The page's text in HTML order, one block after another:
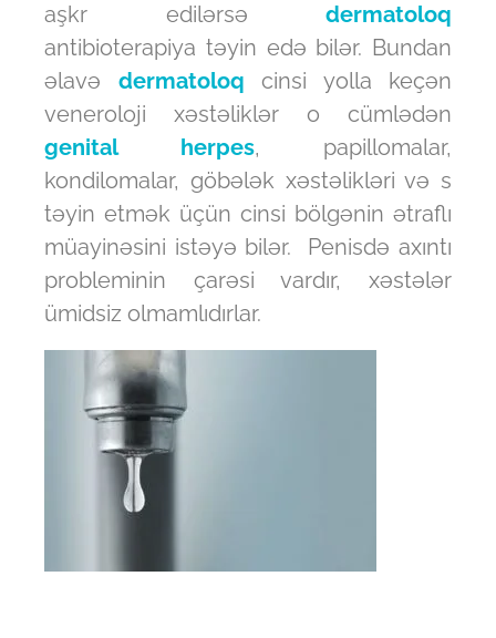
aşkr edilərsə dermatoloq
antibioterapiya təyin edə bilər. Bundan
əlavə dermatoloq cinsi yolla keçən
veneroloji xəstəliklər o cümlədən
genital herpes, papillomalar,
kondilomalar, göbələk xəstəlikləri və s
təyin etmək üçün cinsi bölgənin ətraflı
müayinəsini istəyə bilər. Penisdə axıntı
probleminin çarəsi vardır, xəstələr
ümidsiz olmamlıdırlar.